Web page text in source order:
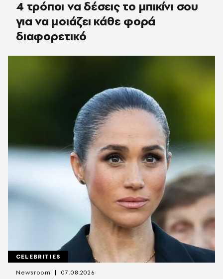
4 τρόποι να δέσεις το μπικίνι σου
για να μοιάζει κάθε φορά
διαφορετικό
CELEBRITIES
Newsroom 07.08.2026